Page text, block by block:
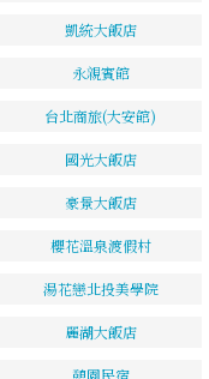
凱統大飯店
永親賓館
台北商旅(大安館)
國光大飯店
豪景大飯店
櫻花溫泉渡假村
湯花戀北投美學院
麗湖大飯店